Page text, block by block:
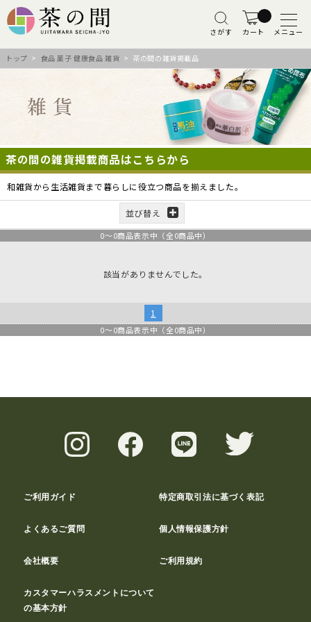
さがす カート メニュー
トップ > 食品 菓子 健康食品 雑貨 > 茶の間の雑貨掲載品
茶の間の雑貨掲載商品はこちらから
和雑貨から生活雑貨まで暮らしに役立つ商品を揃えました。
並び替え
0～0商品表示中（全0商品中）
該当がありませんでした。
1
0～0商品表示中（全0商品中）
ご利用ガイド 特定商取引法に基づく表記
よくあるご質問 個人情報保護方針
会社概要 ご利用規約
カスタマーハラスメントについて
の基本方針